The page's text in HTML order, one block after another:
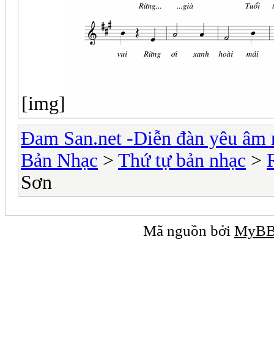
[img]
Đam San.net -Diễn đàn yêu âm
Bản Nhạc > Thứ tự bản nhạc >
Sơn
Mã nguồn bởi